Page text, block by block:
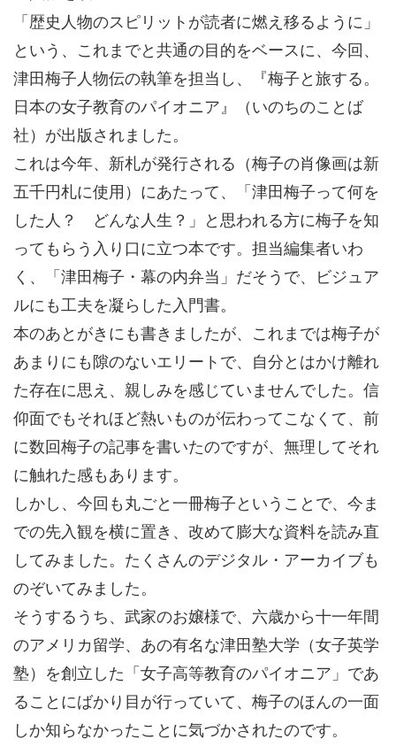
「歴史人物のスピリットが読者に燃え移るように」
という、これまでと共通の目的をベースに、今回、
津田梅子人物伝の執筆を担当し、『梅子と旅する。
日本の女子教育のパイオニア』（いのちのことば
社）が出版されました。
これは今年、新札が発行される（梅子の肖像画は新
五千円札に使用）にあたって、「津田梅子って何を
した人？ どんな人生？」と思われる方に梅子を知
ってもらう入り口に立つ本です。担当編集者いわ
く、「津田梅子・幕の内弁当」だそうで、ビジュア
ルにも工夫を凝らした入門書。
本のあとがきにも書きましたが、これまでは梅子が
あまりにも隙のないエリートで、自分とはかけ離れ
た存在に思え、親しみを感じていませんでした。信
仰面でもそれほど熱いものが伝わってこなくて、前
に数回梅子の記事を書いたのですが、無理してそれ
に触れた感もあります。
しかし、今回も丸ごと一冊梅子ということで、今ま
での先入観を横に置き、改めて膨大な資料を読み直
してみました。たくさんのデジタル・アーカイブも
のぞいてみました。
そうするうち、武家のお嬢様で、六歳から十一年間
のアメリカ留学、あの有名な津田塾大学（女子英学
塾）を創立した「女子高等教育のパイオニア」であ
ることにばかり目が行っていて、梅子のほんの一面
しか知らなかったことに気づかされたのです。